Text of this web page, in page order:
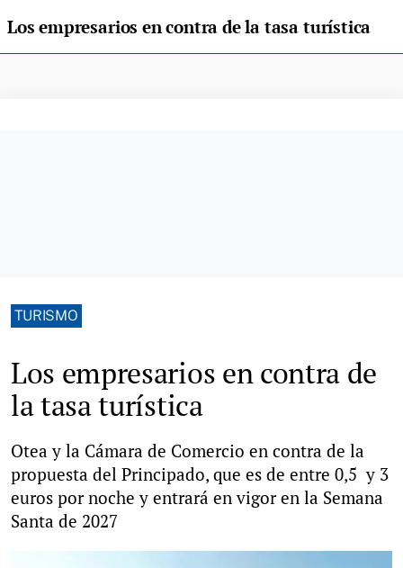
Los empresarios en contra de la tasa turística
TURISMO
Los empresarios en contra de
la tasa turística
Otea y la Cámara de Comercio en contra de la
propuesta del Principado, que es de entre 0,5 y 3
euros por noche y entrará en vigor en la Semana
Santa de 2027